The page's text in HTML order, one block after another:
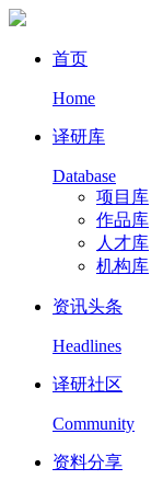
首页
Home
译研库
Database
项目库
作品库
人才库
机构库
资讯头条
Headlines
译研社区
Community
资料分享